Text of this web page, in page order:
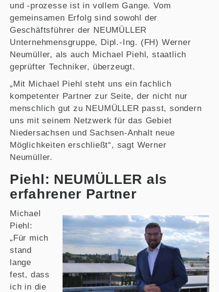
und -prozesse ist in vollem Gange. Vom
gemeinsamen Erfolg sind sowohl der
Geschäftsführer der NEUMÜLLER
Unternehmensgruppe, Dipl.-Ing. (FH) Werner
Neumüller, als auch Michael Piehl, staatlich
geprüfter Techniker, überzeugt.
„Mit Michael Piehl steht uns ein fachlich
kompetenter Partner zur Seite, der nicht nur
menschlich gut zu NEUMÜLLER passt, sondern
uns mit seinem Netzwerk für das Gebiet
Niedersachsen und Sachsen-Anhalt neue
Möglichkeiten erschließt“, sagt Werner
Neumüller.
Piehl: NEUMÜLLER als
erfahrener Partner
Michael
Piehl:
„Für mich
stand
lange
fest, dass
ich in die